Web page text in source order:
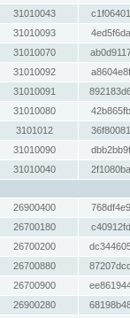
31010043
31010093
31010070
31010092
31010091
31010080
3101012
31010090
31010040
26900400
26700180
26700200
26700880
26700900
26900280